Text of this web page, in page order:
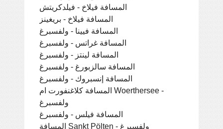
المسافة فيلاخ - فيلدكريتش
المسافة فيلاخ - بريغينز
المسافة فيينا - ولفسبرغ
المسافة غراتس - ولفسبرغ
المسافة لينتز - ولفسبرغ
المسافة سالزبورغ - ولفسبرغ
المسافة إنسبروك - ولفسبرغ
المسافة كلاغنفورت ام Woerthersee -
ولفسبرغ
المسافة فيلس - ولفسبرغ
المسافة Sankt Pölten - ولفسبرغ